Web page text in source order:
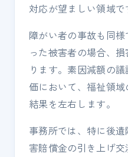
対応が望ましい領域で
障がい者の事故も同
った被害者の場合、
ります。素因減額の
価において、福祉領
結果を左右します。
事務所では、特に後
害賠償金の引き上げ